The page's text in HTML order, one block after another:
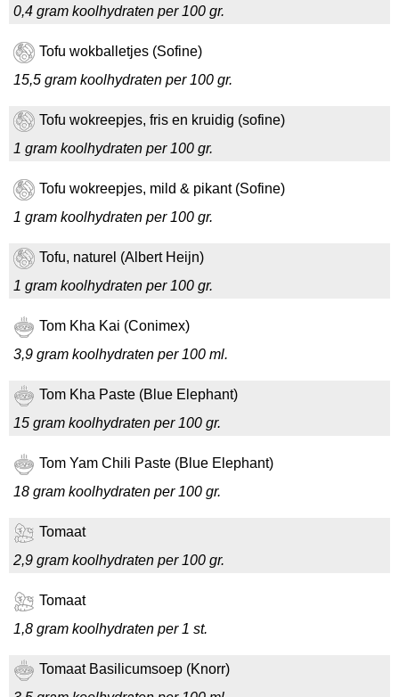
0,4 gram koolhydraten per 100 gr.
Tofu wokballetjes (Sofine)
15,5 gram koolhydraten per 100 gr.
Tofu wokreepjes, fris en kruidig (sofine)
1 gram koolhydraten per 100 gr.
Tofu wokreepjes, mild & pikant (Sofine)
1 gram koolhydraten per 100 gr.
Tofu, naturel (Albert Heijn)
1 gram koolhydraten per 100 gr.
Tom Kha Kai (Conimex)
3,9 gram koolhydraten per 100 ml.
Tom Kha Paste (Blue Elephant)
15 gram koolhydraten per 100 gr.
Tom Yam Chili Paste (Blue Elephant)
18 gram koolhydraten per 100 gr.
Tomaat
2,9 gram koolhydraten per 100 gr.
Tomaat
1,8 gram koolhydraten per 1 st.
Tomaat Basilicumsoep (Knorr)